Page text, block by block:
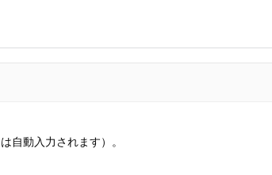
自動入力されます）。